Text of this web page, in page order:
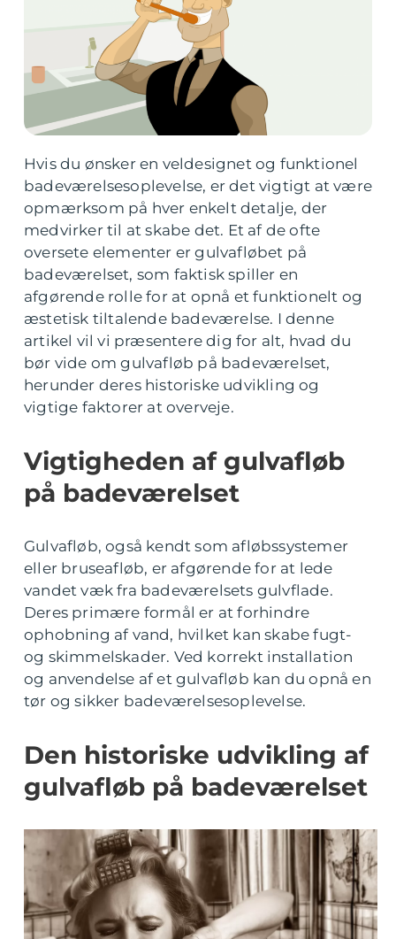
Hvis du ønsker en veldesignet og funktionel
badeværelsesoplevelse, er det vigtigt at være
opmærksom på hver enkelt detalje, der
medvirker til at skabe det. Et af de ofte
oversete elementer er gulvafløbet på
badeværelset, som faktisk spiller en
afgørende rolle for at opnå et funktionelt og
æstetisk tiltalende badeværelse. I denne
artikel vil vi præsentere dig for alt, hvad du
bør vide om gulvafløb på badeværelset,
herunder deres historiske udvikling og
vigtige faktorer at overveje.
Vigtigheden af gulvafløb
på badeværelset
Gulvafløb, også kendt som afløbssystemer
eller bruseafløb, er afgørende for at lede
vandet væk fra badeværelsets gulvflade.
Deres primære formål er at forhindre
ophobning af vand, hvilket kan skabe fugt-
og skimmelskader. Ved korrekt installation
og anvendelse af et gulvafløb kan du opnå en
tør og sikker badeværelsesoplevelse.
Den historiske udvikling af
gulvafløb på badeværelset